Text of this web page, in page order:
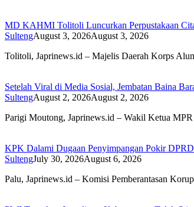
MD KAHMI Tolitoli Luncurkan Perpustakaan
SultengAugust 3, 2026August 3, 2026
Tolitoli, Japrinews.id – Majelis Daerah Korps
Setelah Viral di Media Sosial, Jembatan Baina
SultengAugust 2, 2026August 2, 2026
Parigi Moutong, Japrinews.id – Wakil Ketua
KPK Dalami Dugaan Penyimpangan Pokir
SultengJuly 30, 2026August 6, 2026
Palu, Japrinews.id – Komisi Pemberantasan